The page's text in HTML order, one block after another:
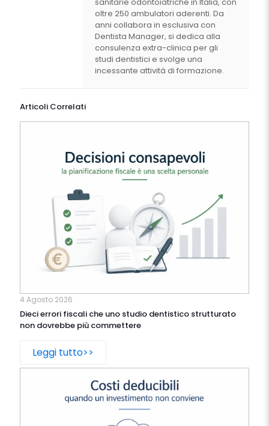
oltre 250 ambulatori aderenti. Da
anni collabora in esclusiva con
Dentista Manager, si dedica alla
consulenza extra-clinica per gli
studi dentistici e svolge una
incessante attività di formazione.
Articoli Correlati
4 Agosto 2026
Dieci errori fiscali che uno studio dentistico strutturato
non dovrebbe più commettere
Leggi tutto>>